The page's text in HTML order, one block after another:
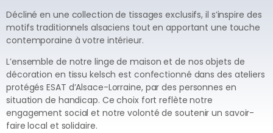
Décliné en une collection de tissages exclusifs, il s’inspire des
motifs traditionnels alsaciens tout en apportant une touche
contemporaine à votre intérieur.
L’ensemble de notre linge de maison et de nos objets de
décoration en tissu kelsch est confectionné dans des ateliers
protégés ESAT d’Alsace-Lorraine, par des personnes en
situation de handicap. Ce choix fort reflète notre
engagement social et notre volonté de soutenir un savoir-
faire local et solidaire.